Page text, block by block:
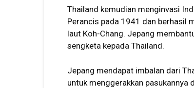
Thailand kemudian menginvasi
Perancis pada 1941 dan berhasil
laut Koh-Chang. Jepang
sengketa kepada Thailand.
Jepang mendapat imbalan dari
untuk menggerakkan pasukannya